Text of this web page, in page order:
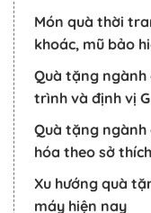
Món quà thời
khoác, mũ bảo
Quà tặng ngành
trình và định vị
Quà tặng ngành
hóa theo sở thích
Xu hướng quà
máy hiện nay